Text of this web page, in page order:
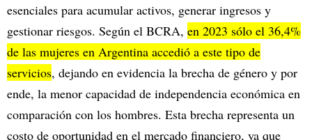
esenciales para acumular activos, generar ingresos y
gestionar riesgos. Según el BCRA, en 2023 sólo el 36,4%
de las mujeres en Argentina accedió a este tipo de
servicios, dejando en evidencia la brecha de género y por
ende, la menor capacidad de independencia económica en
comparación con los hombres. Esta brecha representa un
costo de oportunidad en el mercado financiero, ya que